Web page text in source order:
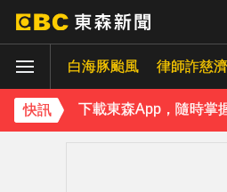
白海豚颱風 律師詐慈
快訊
下載東森App，隨時掌
兆基屋管相關公司傳財